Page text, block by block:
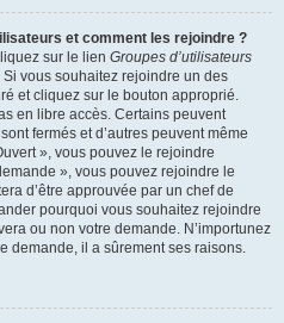
et comment les rejoindre ?
sur le lien Groupes d’utilisateurs
vous souhaitez rejoindre un des
et cliquez sur le bouton approprié.
en libre accès. Certains peuvent
fermés et d’autres peuvent même
», vous pouvez le rejoindre
», vous pouvez rejoindre le
d’être approuvée par un chef de
pourquoi vous souhaitez rejoindre
ou non votre demande. N’importunez
demande, il a sûrement ses raisons.